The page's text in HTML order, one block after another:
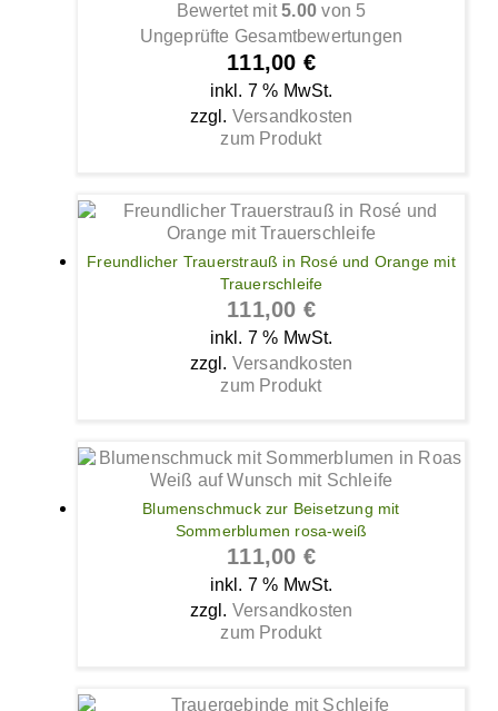
Bewertet mit5.00 von 5
Ungeprüfte Gesamtbewertungen
111,00 €
inkl. 7 % MwSt.
zzgl. Versandkosten
zum Produkt
Freundlicher Trauerstrauß in Rosé und Orange mit
Trauerschleife
111,00 €
inkl. 7 % MwSt.
zzgl. Versandkosten
zum Produkt
Blumenschmuck zur Beisetzung mit
Sommerblumen rosa-weiß
111,00 €
inkl. 7 % MwSt.
zzgl. Versandkosten
zum Produkt